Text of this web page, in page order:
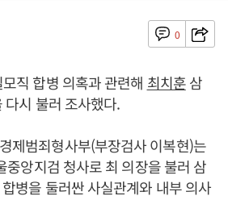
0
직 합병 의혹과 관련해 최치훈삼
시 불러 조사했다.
제범죄형사부(부장검사 이복현)는
중앙지검 청사로 최 의장을 불러 삼
병을 둘러싼 사실관계와 내부 의사